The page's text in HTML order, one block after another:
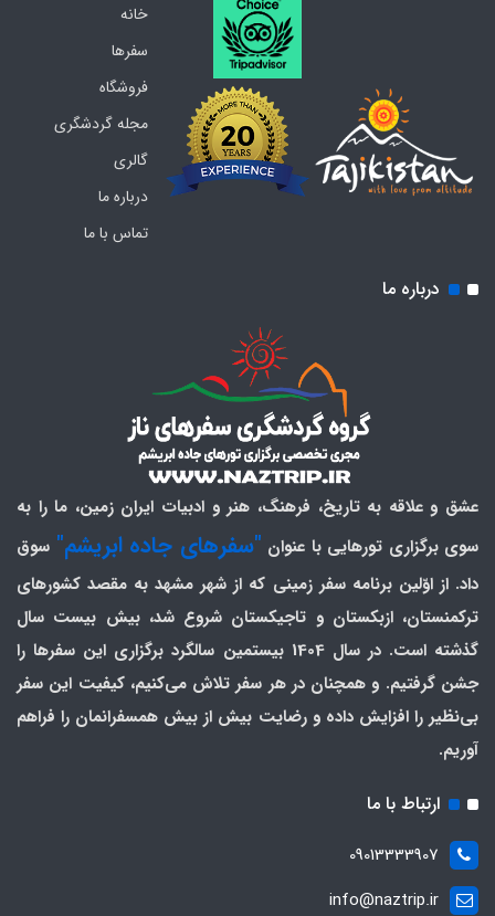
خانه
سفرها
فروشگاه
مجله گردشگری
گالری
درباره ما
تماس با ما
درباره ما
عشق و علاقه به تاریخ، فرهنگ، هنر و ادبیات ایران زمین، ما را به
سوی برگزاری تورهایی با عنوان "سفرهای جاده ابریشم" سوق
داد. از اوّلین برنامه سفر زمینی که از شهر مشهد به مقصد کشورهای
ترکمنستان، ازبکستان و تاجیکستان شروع شد، بیش بیست سال
گذشته است. در سال 1404 بیستمین سالگرد برگزاری این سفرها را
جشن گرفتیم. و همچنان در هر سفر تلاش می‌کنیم، کیفیت این سفر
بی‌نظیر را افزایش داده و رضایت بیش از بیش همسفرانمان را فراهم
آوریم.
ارتباط با ما
09013333907
info@naztrip.ir